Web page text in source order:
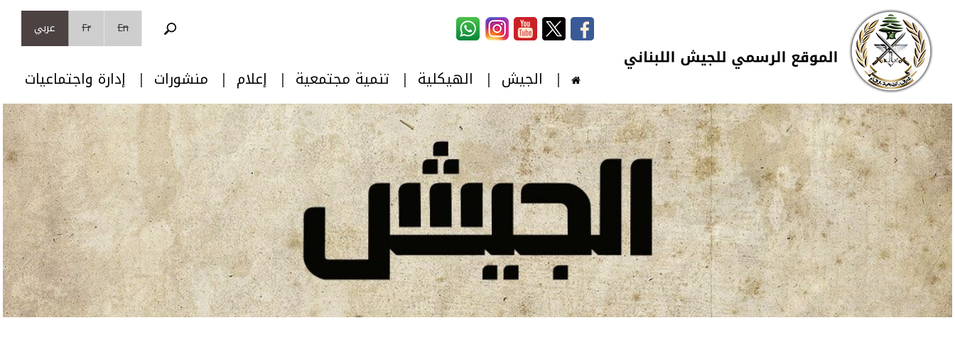
تجاوز إلى المحتوى الرئيسي
Skip to navigation
En
Fr عربي
الجيش الهيكلية تنمية مجتمعية إعلام منشورات إدارة واجتماعيات